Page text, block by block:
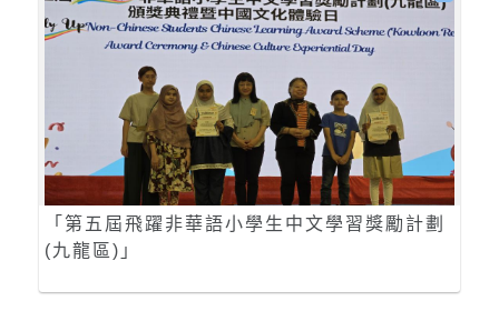
「第五屆飛躍非華語小學生中文學習獎勵計劃
(九龍區)」